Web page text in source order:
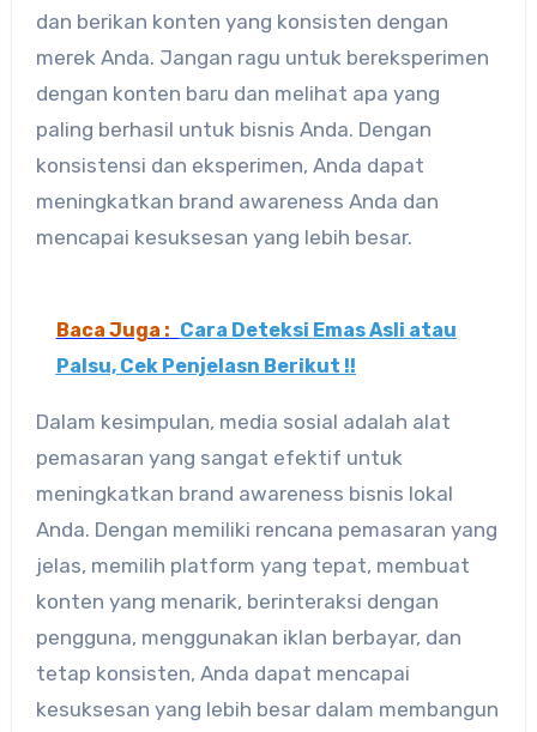
dan berikan konten yang konsisten dengan
merek Anda. Jangan ragu untuk bereksperimen
dengan konten baru dan melihat apa yang
paling berhasil untuk bisnis Anda. Dengan
konsistensi dan eksperimen, Anda dapat
meningkatkan brand awareness Anda dan
mencapai kesuksesan yang lebih besar.
Baca Juga : Cara Deteksi Emas Asli atau
Palsu, Cek Penjelasn Berikut !!
Dalam kesimpulan, media sosial adalah alat
pemasaran yang sangat efektif untuk
meningkatkan brand awareness bisnis lokal
Anda. Dengan memiliki rencana pemasaran yang
jelas, memilih platform yang tepat, membuat
konten yang menarik, berinteraksi dengan
pengguna, menggunakan iklan berbayar, dan
tetap konsisten, Anda dapat mencapai
kesuksesan yang lebih besar dalam membangun